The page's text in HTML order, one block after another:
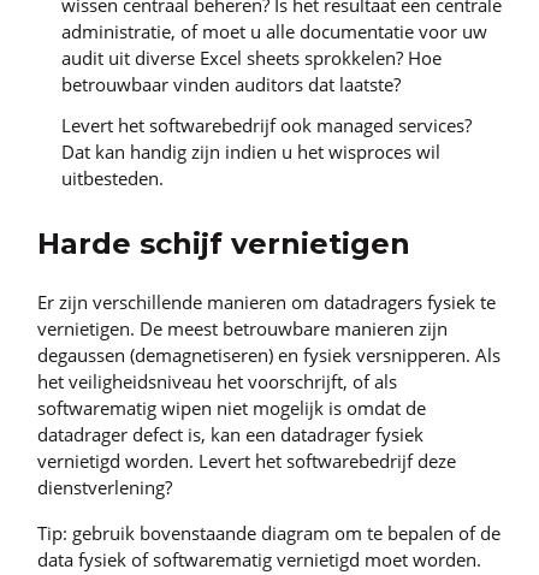
administratie, of moet u alle documentatie voor uw
audit uit diverse Excel sheets sprokkelen? Hoe
betrouwbaar vinden auditors dat laatste?
Levert het softwarebedrijf ook managed services?
Dat kan handig zijn indien u het wisproces wil
uitbesteden.
Harde schijf vernietigen
Er zijn verschillende manieren om datadragers fysiek te
vernietigen. De meest betrouwbare manieren zijn
degaussen (demagnetiseren) en fysiek versnipperen. Als
het veiligheidsniveau het voorschrijft, of als
softwarematig wipen niet mogelijk is omdat de
datadrager defect is, kan een datadrager fysiek
vernietigd worden. Levert het softwarebedrijf deze
dienstverlening?
Tip: gebruik bovenstaande diagram om te bepalen of de
data fysiek of softwarematig vernietigd moet worden.